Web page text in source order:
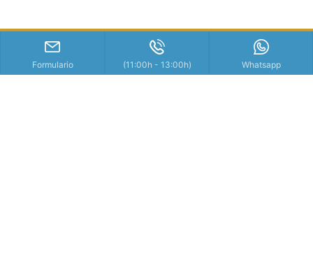
Formulario (11:00h - 13:00h) Whatsapp